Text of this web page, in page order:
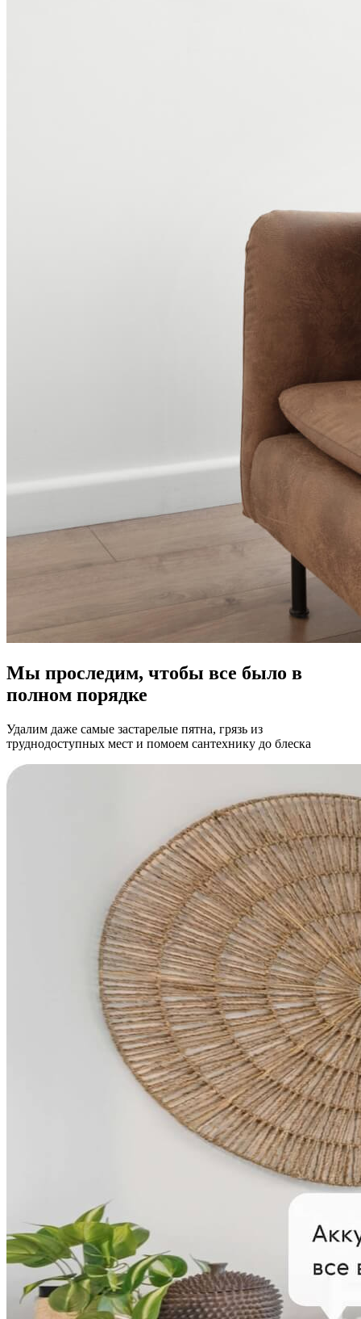
Мы проследим, чтобы все было в
полном порядке
Удалим даже самые застарелые пятна, грязь из
труднодоступных мест и помоем сантехнику до блеска